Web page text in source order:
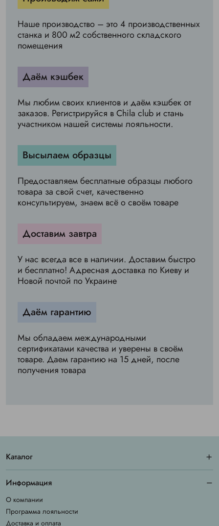
Наше производство – это 4 производственных
станка и 800 м2 собственного складского
помещения
Даём кэшбек
Мы любим своих клиентов и даём кэшбек от
заказов. Регистрируйся в Chila club и стань
участником нашей системы лояльности.
Высылаем образцы
Предоставляем бесплатные образцы любого
товара за свой счет, качественно
консультируем, знаем всё о своём товаре
Доставим завтра
У нас всегда все в наличии. Доставим быстро
и бесплатно! Адресная доставка по Киеву и
Новой почтой по Украине
Даём гарантию
Мы обладаем международными
сертификатами качества и уверены в своём
товаре. Даем гарантию на 15 дней, после
получения товара
Каталог
Информация
О компании
Программа лояльности
Доставка и оплата